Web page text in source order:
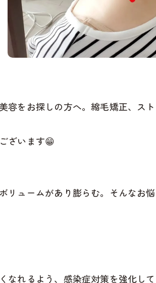
容をお探しの方へ。縮毛矯正、ス
ざいます😁
リュームがあり膨らむ。そんなお
れるよう、感染症対策を強化して